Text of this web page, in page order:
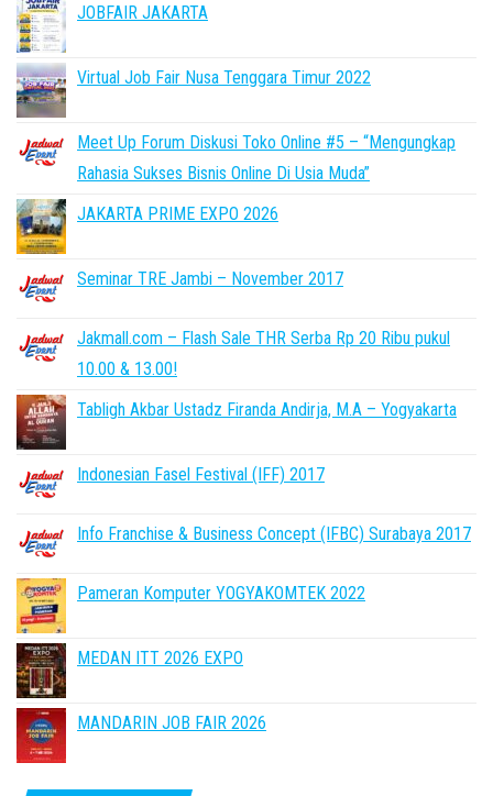
JOBFAIR JAKARTA
Virtual Job Fair Nusa Tenggara Timur 2022
Meet Up Forum Diskusi Toko Online #5 – “Mengungkap
Rahasia Sukses Bisnis Online Di Usia Muda”
JAKARTA PRIME EXPO 2026
Seminar TRE Jambi – November 2017
Jakmall.com – Flash Sale THR Serba Rp 20 Ribu pukul
10.00 & 13.00!
Tabligh Akbar Ustadz Firanda Andirja, M.A – Yogyakarta
Indonesian Fasel Festival (IFF) 2017
Info Franchise & Business Concept (IFBC) Surabaya 2017
Pameran Komputer YOGYAKOMTEK 2022
MEDAN ITT 2026 EXPO
MANDARIN JOB FAIR 2026